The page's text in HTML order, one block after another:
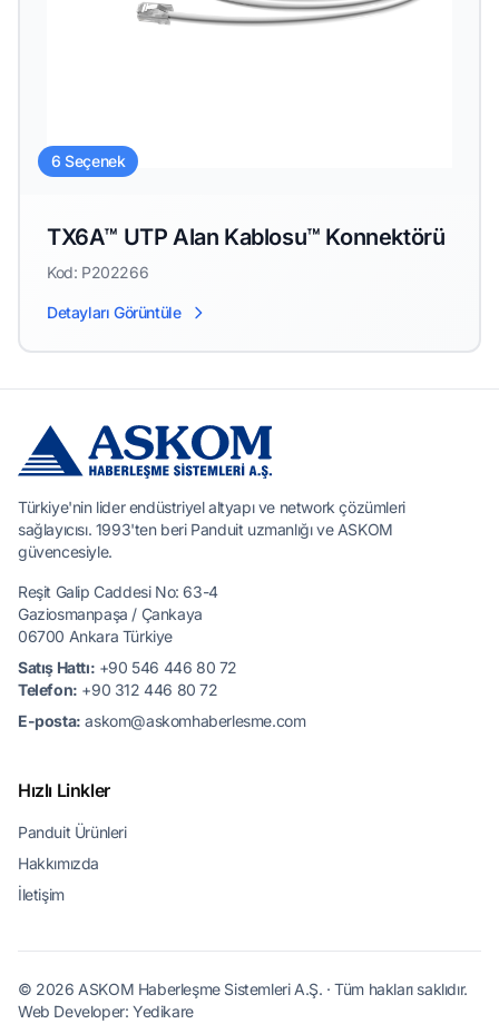
6 Seçenek
TX6A™ UTP Alan Kablosu™ Konnektörü
Kod: P202266
Detayları Görüntüle
Türkiye'nin lider endüstriyel altyapı ve network çözümleri
sağlayıcısı. 1993'ten beri Panduit uzmanlığı ve ASKOM
güvencesiyle.
Reşit Galip Caddesi No: 63-4
Gaziosmanpaşa / Çankaya
06700 Ankara Türkiye
Satış Hattı: +90 546 446 80 72
Telefon: +90 312 446 80 72
E-posta: askom@askomhaberlesme.com
Hızlı Linkler
Panduit Ürünleri
Hakkımızda
İletişim
© 2026 ASKOM Haberleşme Sistemleri A.Ş. · Tüm hakları saklıdır.
Web Developer: Yedikare